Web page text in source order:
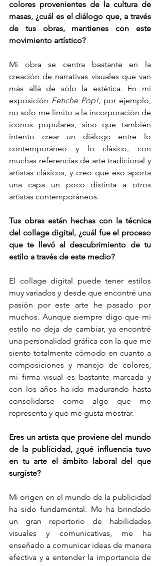
colores provenientes de la cultura de
masas, ¿cuál es el diálogo que, a través
de tus obras, mantienes con este
movimiento artístico?
Mi obra se centra bastante en la
creación de narrativas visuales que van
más allá de sólo la estética. En mi
exposición Fetiche Pop!, por ejemplo,
no solo me limito a la incorporación de
íconos populares, sino que también
intento crear un diálogo entre lo
contemporáneo y lo clásico, con
muchas referencias de arte tradicional y
artistas clásicos, y creo que eso aporta
una capa un poco distinta a otros
artistas contemporáneos.
Tus obras están hechas con la técnica
del collage digital, ¿cuál fue el proceso
que te llevó al descubrimiento de tu
estilo a través de este medio?
El collage digital puede tener estilos
muy variados y desde que encontré una
pasión por este arte he pasado por
muchos. Aunque siempre digo que mi
estilo no deja de cambiar, ya encontré
una personalidad gráfica con la que me
siento totalmente cómodo en cuanto a
composiciones y manejo de colores,
mi firma visual es bastante marcada y
con los años ha ido madurando hasta
consolidarse como algo que me
representa y que me gusta mostrar.
Eres un artista que proviene del mundo
de la publicidad, ¿qué influencia tuvo
en tu arte el ámbito laboral del que
surgiste?
Mi origen en el mundo de la publicidad
ha sido fundamental. Me ha brindado
un gran repertorio de habilidades
visuales y comunicativas, me ha
enseñado a comunicar ideas de manera
efectiva y a entender la importancia de